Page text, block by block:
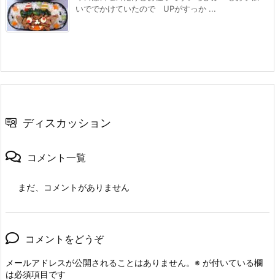
いででかけていたので UPがすっか ...
ディスカッション
コメント一覧
まだ、コメントがありません
コメントをどうぞ
メールアドレスが公開されることはありません。 ※ が付いている欄
は必須項目です